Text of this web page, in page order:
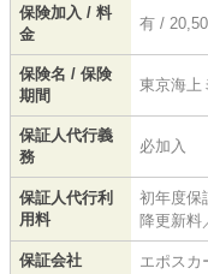
保険加入 / 料
金
有 /
保険名 / 保険
期間
東京海上
保証人代行義
務
必加入
保証人代行利
用料
初年度保
降更新料
保証会社 エポスカ